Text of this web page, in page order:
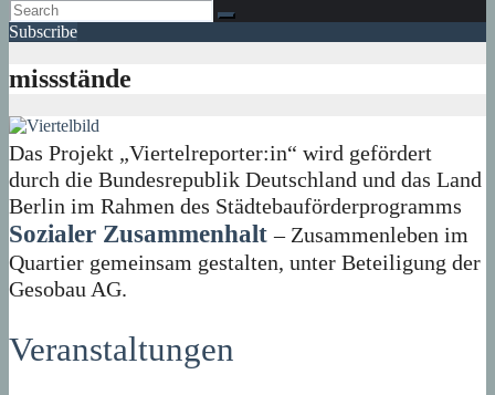
Subscribe
missstände
Das Projekt „Viertelreporter:in“ wird gefördert
durch die Bundesrepublik Deutschland und das Land
Berlin im Rahmen des Städtebauförderprogramms
Sozialer Zusammenhalt – Zusammenleben im
Quartier gemeinsam gestalten, unter Beteiligung der
Gesobau AG.
Veranstaltungen